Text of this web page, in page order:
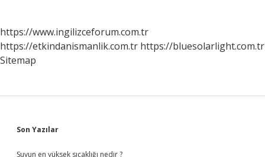
https://www.ingilizceforum.com.tr
https://etkindanismanlik.com.tr https://bluesolarlight.com.tr
Sitemap
Sidebar
Son Yazılar
Suyun en yüksek sıcaklığı nedir ?